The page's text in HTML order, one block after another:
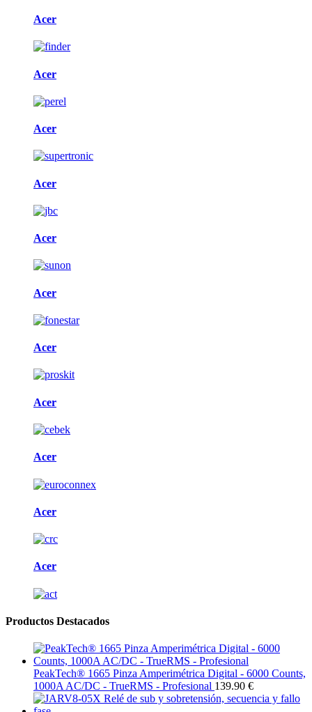
Acer
Acer
Acer
Acer
Acer
Acer
Acer
Acer
Acer
Acer
Acer
Productos Destacados
PeakTech® 1665 Pinza Amperimétrica Digital - 6000 Counts,
1000A AC/DC - TrueRMS - Profesional 139.90 €